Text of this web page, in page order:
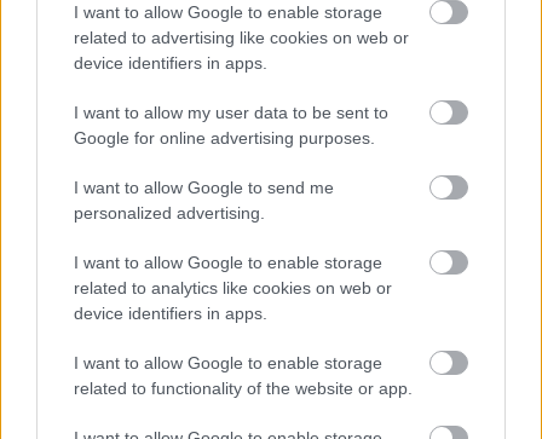
I want to allow Google to enable storage
related to advertising like cookies on web or
device identifiers in apps.
I want to allow my user data to be sent to
Google for online advertising purposes.
I want to allow Google to send me
personalized advertising.
I want to allow Google to enable storage
related to analytics like cookies on web or
device identifiers in apps.
I want to allow Google to enable storage
related to functionality of the website or app.
A kortárs táncot, a színházat és a cirkuszművészetet
ötvözőMy Land– amely az emberiség gyökereit
kapcsolatot állítja fókuszba – idén többek közt
látható lesz a skóciai Edinburgh Fringe és a
hollandiai Cultura Nova fesztiválokon is. A magyar
közönség legközelebb szeptemberben 13-án láthatja
My Land-et a Müpa színpadán.
(Forrás: Recirquel)
Recirquel